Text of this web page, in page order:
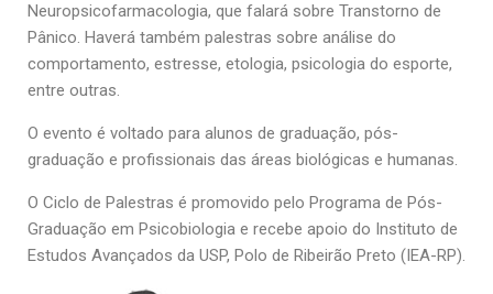
Ano Sabático
Daniel Domingues dos Santos
Programas Ano Sabático Encerrados
Cíntia Rosa Pereira de Lima
Cristina Godoy Bernardo de Oliveira (FDRP)
Evandro Eduardo Seron Ruiz
Fabiana Cristina Severi (FDRP)
Neuropsicofarmacologia, que falará sobre Transtorno de
Pânico. Haverá também palestras sobre análise do
comportamento, estresse, etologia, psicologia do esporte,
entre outras.
O evento é voltado para alunos de graduação, pós-
graduação e profissionais das áreas biológicas e humanas.
O Ciclo de Palestras é promovido pelo Programa de Pós-
Graduação em Psicobiologia e recebe apoio do Instituto de
Estudos Avançados da USP, Polo de Ribeirão Preto (IEA-RP).